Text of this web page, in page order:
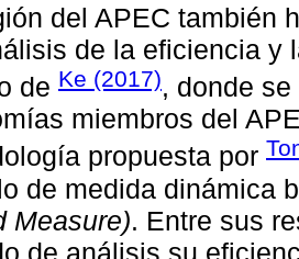
del APEC también
de la eficiencia y
de Ke (2017), donde
miembros del
propuesta por
de medida dinámica
Measure). Entre sus
de análisis su